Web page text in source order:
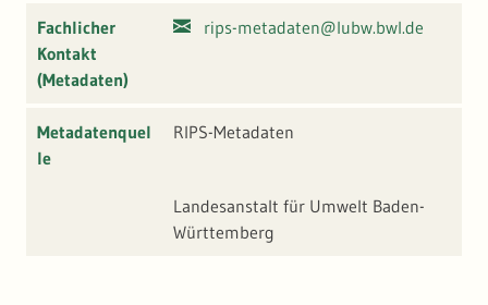
Fachlicher
Kontakt
(Metadaten)
rips-metadaten@lubw.bwl.de
Metadatenquel
le
RIPS-Metadaten
Landesanstalt für Umwelt Baden-
Württemberg